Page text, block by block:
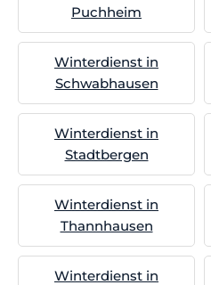
Puchheim
Winterdienst in
Schwabhausen
Winterdienst in
Stadtbergen
Winterdienst in
Thannhausen
Winterdienst in